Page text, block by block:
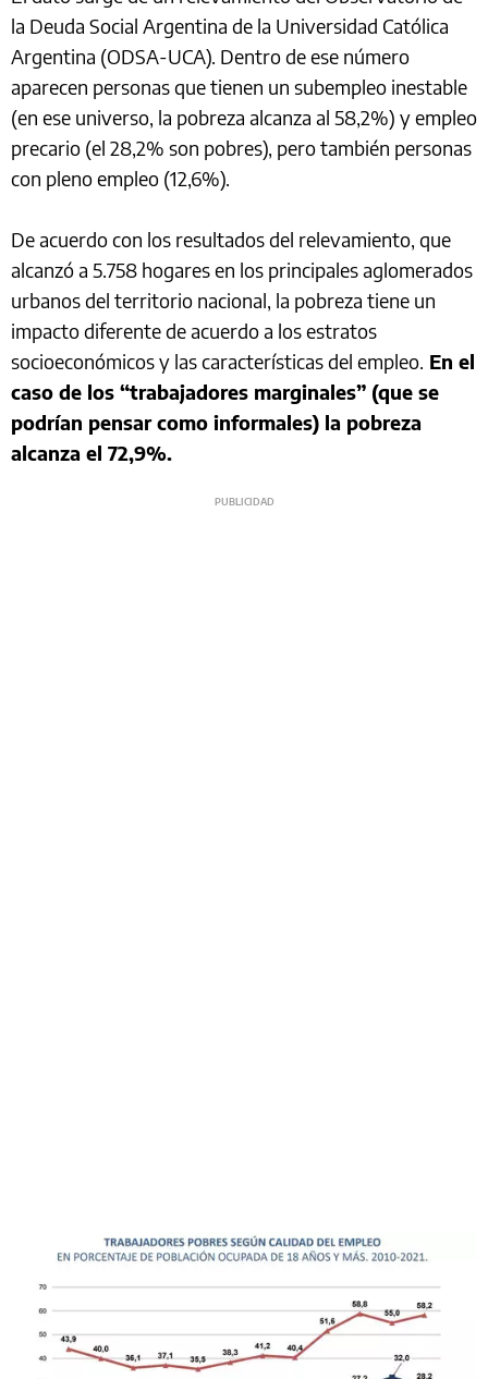
la Deuda Social Argentina de la Universidad Católica
Argentina (ODSA-UCA). Dentro de ese número
aparecen personas que tienen un subempleo inestable
(en ese universo, la pobreza alcanza al 58,2%) y empleo
precario (el 28,2% son pobres), pero también personas
con pleno empleo (12,6%).
De acuerdo con los resultados del relevamiento, que
alcanzó a 5.758 hogares en los principales aglomerados
urbanos del territorio nacional, la pobreza tiene un
impacto diferente de acuerdo a los estratos
socioeconómicos y las características del empleo. En el
caso de los “trabajadores marginales” (que se
podrían pensar como informales) la pobreza
alcanza el 72,9%.